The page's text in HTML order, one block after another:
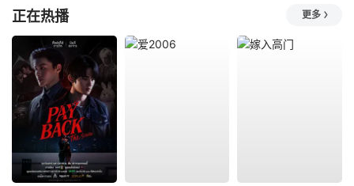
正在热播 更多